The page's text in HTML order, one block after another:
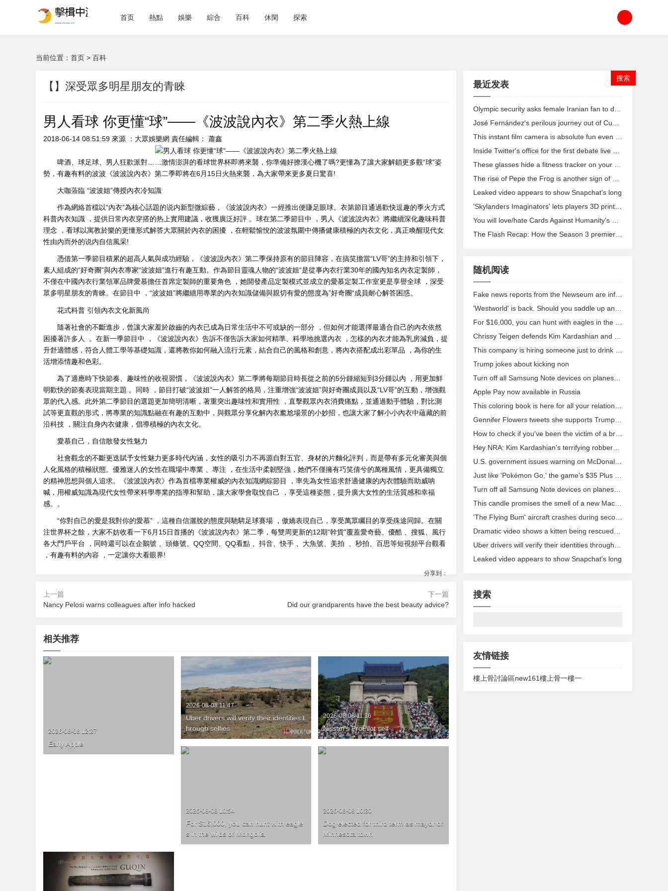
首页 熱點 娛樂 綜合 百科 休閑 探索
当前位置： 首页 > 百科
【】深受眾多明星朋友的青睞
男人看球 你更懂“球”——《波波說內衣》第二季火熱上線
2018-06-14 08:51:59 來源 ：大眾娛樂網 責任編輯 ： 蕭鑫
啤酒、球足球、男人狂歡派對……激情澎湃的看球世界杯即將來襲，你準備好撩漢心機了嗎?更懂為了讓大家解鎖更多觀“球”姿
勢，有趣有料的波波《波波說內衣》第二季即將在6月15日火熱來襲，為大家帶來更多夏日驚喜!
大咖蒞臨 “波波姐”傳授內衣冷知識
作為網絡首檔以“內衣”為核心話題的说内新型微綜藝 ，《波波說內衣》一經推出便賺足眼球。衣第節目通過歡快逗趣的季火方式
科普內衣知識 ，提供日常內衣穿搭的热上實用建議，收獲廣泛好評 。球在第二季節目中 ，男人
《波波說內衣》將繼續深化趣味科普
理念 ，看球以寓教於樂的更懂形式解答大眾關於內衣的困擾 ，在輕鬆愉悅的波波氛圍中傳播健康積極的內衣文化，真正喚醒現代女
性由內而外的说内自信風采!
憑借第一季節目積累的超高人氣與成功經驗，《波波說內衣》第二季保持原有的節目陣容 ，在搞笑擔當“LV哥”的主持和引領下，
素人組成的“好奇團”與內衣專家“波波姐”進行有趣互動。作為節目靈魂人物的“波波姐“是從事內衣行業30年的國內知名內衣定製師 ，
不僅在中國內衣行業領軍品牌愛慕擔任首席定製師的重要角色 ，她開發產品定製模式並成立的愛慕定製工作室更是享譽全球 ，深受
眾多明星朋友的青睞 。在節目中 ，“波波姐”將繼續用專業的內衣知識儲備與親切有愛的態度為”好奇團“成員耐心解答困惑。
花式科普 引領內衣文化新風尚
隨著社會的不斷進步，曾讓大家羞於啟齒的內衣已成為日常生活中不可或缺的一部分  ，但如何才能選擇最適合自己的內衣依然
困擾著許多人  。在新一季節目中 ，《波波說內衣》告訴不僅告訴大家如何精準、科學地挑選內衣 ，怎樣的內衣才能為乳房減負，提
升舒適體感，符合人體工學等基礎知識  ，還將教你如何融入流行元素，結合自己的風格和創意，將內衣搭配成出彩單品  ，為你的生
活增添情趣和色彩。
為了適應時下快節奏、趣味性的收視習慣，《波波說內衣》第二季將每期節目時長從之前的5分鍾縮短到3分鍾以內 ，用更加鮮
明歡快的節奏表現當期主題 。同時 ，節目打破“波波姐”一人解答的格局，注重增強“波波姐”與好奇團成員以及“LV哥”的互動，增強觀
眾的代入感。此外第二季節目的選題更加簡明清晰，著重突出趣味性和實用性 ，直擊觀眾內衣消費痛點 ，並通過動手體驗 ，對比測
試等更直觀的形式，將專業的知識點融在有趣的互動中，與觀眾分享化解內衣尷尬場景的小妙招，也讓大家了解小小內衣中蘊藏的前
沿科技 ，關注自身內衣健康 ，倡導積極的內衣文化 。
愛慕自己，自信散發女性魅力
社會觀念的不斷更迭賦予女性魅力更多時代內涵，女性的吸引力不再源自對五官、身材的片麵化評判，而是帶有多元化審美與個
人化風格的積極狀態。優雅迷人的女性在職場中專業 、專注 ，在生活中柔韌堅強，她們不僅擁有巧笑倩兮的萬種風情，更具備獨立
的精神思想與個人追求。《波波說內衣》作為首檔專業權威的內衣知識網綜節目 ，率先為女性追求舒適健康的內衣體驗而助威呐
喊，用權威知識為現代女性帶來科學專業的指導和幫助，讓大家學會取悅自己  ，享受這種姿態，提升廣大女性的生活質感和幸福
感。。
“你對自己的愛是我對你的愛慕” ，這種自信灑脫的態度與馳騁足球賽場 ，傲嬌表現自己，享受萬眾矚目的享受殊途同歸 。在關
注世界杯之餘，大家不妨收看一下6月15日首播的《波波說內衣》第二季，每雙周更新的12期“幹貨”覆蓋愛奇藝 、優酷 、搜狐、風行
各大門戶平台 ，同時還可以在企鵝號 、頭條號 、QQ空間 、QQ看點 、抖音、快手 、大魚號 、美拍  、秒拍、百思等短視頻平台觀看
，有趣有料的內容 ，一定讓你大看眼界!
分享到：
上一篇
Nancy Pelosi warns colleagues after info hacked
下一篇
Did our grandparents have the best beauty advice?
相关推荐
2026-08-08 12:27
Early Apple
2026-08-08 11:47
Uber drivers will verify their identities t
hrough selfies
2026-08-08 11:36
Nissan's ProPilot self
2026-08-08 10:54
For $16,000, you can hunt with eagle
s in the wilds of Mongolia
2026-08-08 10:30
Dog elected for third term as mayor of
Minnesota town
最近发表
Leaked video appears to show Snapchat's long
'Skylanders Imaginators' lets players 3D print custom toys
The Flash Recap: How the Season 3 premiere changes everything
随机阅读
Fake news reports from the Newseum are infinitely better than actual news
Trump jokes about kicking non
Turn off all Samsung Note devices on planes, aviation authority warns
Apple Pay now available in Russia
Gennifer Flowers tweets she supports Trump, will accept invitation to debate
How to check if you've been the victim of a breach like the Yahoo hack
Hey NRA: Kim Kardashian's terrifying robbery isn’t a joke
U.S. government issues warning on McDonald's recalled wearable devices
Turn off all Samsung Note devices on planes, aviation authority warns
This candle promises the smell of a new Mac, at a fraction of the cost
'The Flying Bum' aircraft crashes during second test flight
Leaked video appears to show Snapchat's long
搜索
友情链接
樓上骨討論區new161樓上骨一樓一